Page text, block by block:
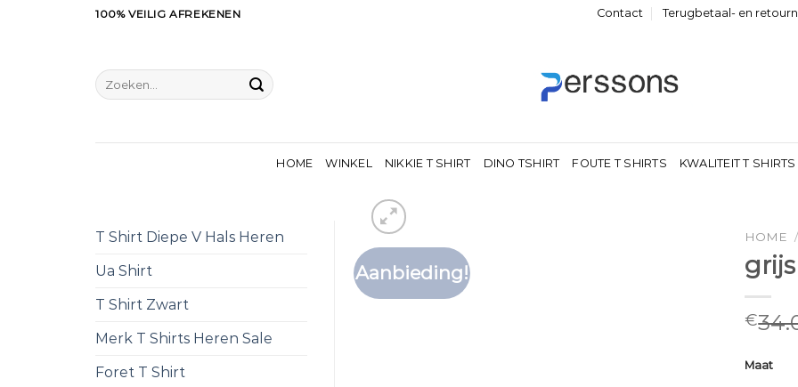
100% VEILIG AFREKENEN Contact Terugbetaal- en
Zoeken
naar:
HOME WINKEL NIKKIE T SHIRT DINO TSHIRT FOUTE T SHIRTS KWALITEIT T SHIRTS
T Shirt Diepe V Hals Heren
Ua Shirt
T Shirt Zwart
Merk T Shirts Heren Sale
Foret T Shirt
Aanbieding!
HOME /
€
Maat